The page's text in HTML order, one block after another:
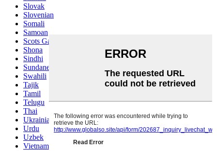
Slovak
Slovenian
Somali
Samoan
Scots Gaelic
Shona
Sindhi
Sundanese
Swahili
Tajik
Tamil
Telugu
Thai
Ukrainian
Urdu
Uzbek
Vietnamese